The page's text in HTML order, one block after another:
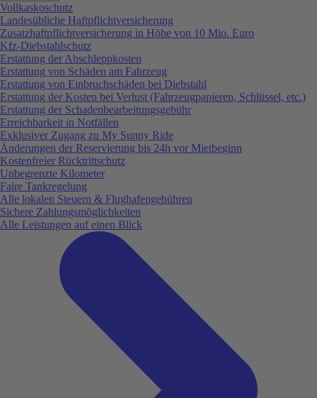
Vollkaskoschutz
Landesübliche Haftpflichtversicherung
Zusatzhaftpflichtversicherung in Höhe von 10 Mio. Euro
Kfz-Diebstahlschutz
Erstattung der Abschleppkosten
Erstattung von Schäden am Fahrzeug
Erstattung von Einbruchschäden bei Diebstahl
Erstattung der Kosten bei Verlust (Fahrzeugpapieren, Schlüssel, etc.)
Erstattung der Schadenbearbeitungsgebühr
Erreichbarkeit in Notfällen
Exklusiver Zugang zu My Sunny Ride
Änderungen der Reservierung bis 24h vor Mietbeginn
Kostenfreier Rücktrittschutz
Unbegrenzte Kilometer
Faire Tankregelung
Alle lokalen Steuern & Flughafengebühren
Sichere Zahlungsmöglichkeiten
Alle Leistungen auf einen Blick